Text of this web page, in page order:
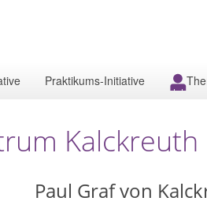
Praktikums-Initiative
Kalckreuth
Paul Graf von